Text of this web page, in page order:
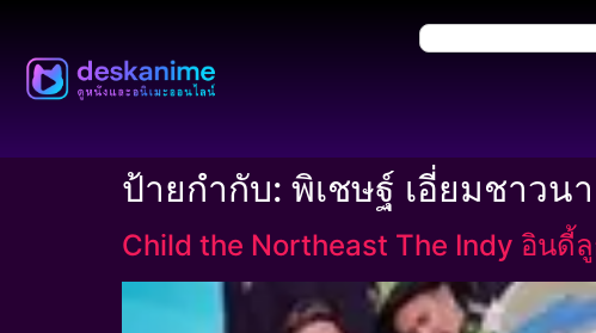
ป้ายกำกับ: พิเชษฐ์ เอี่ยมชาวนา
Child the Northeast The Indy อินดี้